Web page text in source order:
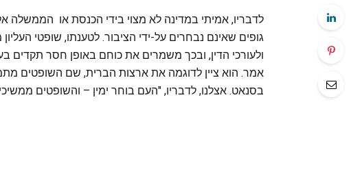
לדבריו, אמיתי במדינה לא מצוי בידי הכנסת או הממשלה
גופים שאינם נבחרים על-ידי הציבור. לטענתו, שופטי
ולעורכי הדין, ובכך משמרים את כוחם באופן חסר תקדים
אמר. הוא ציין לדוגמה את ארצות הברית, שם השופטים
בסנאט. אצלנו, לדבריו, "העם בוחר ימין – והשופטים